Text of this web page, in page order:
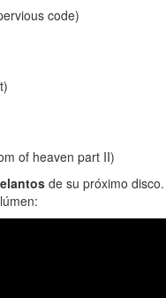
code)
of heaven part II)
de su próximo